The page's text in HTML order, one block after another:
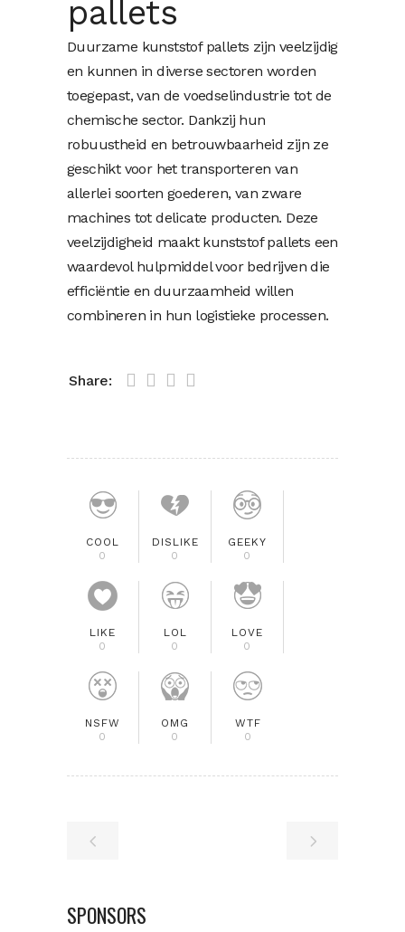
pallets
Duurzame kunststof pallets zijn veelzijdig
en kunnen in diverse sectoren worden
toegepast, van de voedselindustrie tot de
chemische sector. Dankzij hun
robuustheid en betrouwbaarheid zijn ze
geschikt voor het transporteren van
allerlei soorten goederen, van zware
machines tot delicate producten. Deze
veelzijdigheid maakt kunststof pallets een
waardevol hulpmiddel voor bedrijven die
efficiëntie en duurzaamheid willen
combineren in hun logistieke processen.
Share:
COOL
0
DISLIKE
0
GEEKY
0
LIKE
0
LOL
0
LOVE
0
NSFW
0
OMG
0
WTF
0
SPONSORS